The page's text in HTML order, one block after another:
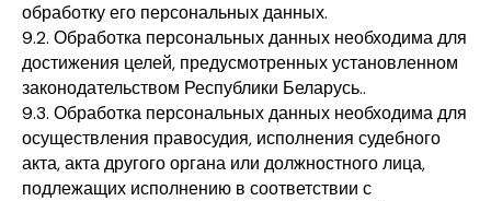
обработку его персональных данных.
9.2. Обработка персональных данных необходима для
достижения целей, предусмотренных установленном
законодательством Республики Беларусь..
9.3. Обработка персональных данных необходима для
осуществления правосудия, исполнения судебного
акта, акта другого органа или должностного лица,
подлежащих исполнению в соответствии с